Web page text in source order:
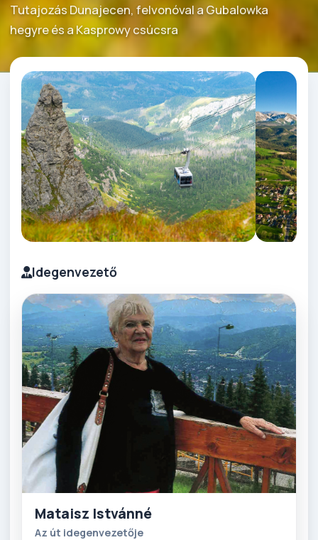
Tutajozás Dunajecen, felvonóval a Gubalowka
hegyre és a Kasprowy csúcsra
Idegenvezető
Mataisz Istvánné
Az út idegenvezetője